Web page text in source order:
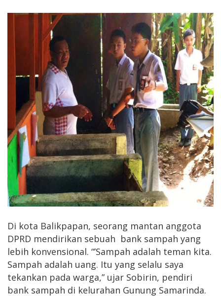
Di kota Balikpapan, seorang mantan anggota
DPRD mendirikan sebuah bank sampah yang
lebih konvensional. “’Sampah adalah teman kita.
Sampah adalah uang. Itu yang selalu saya
tekankan pada warga,” ujar Sobirin, pendiri
bank sampah di kelurahan Gunung Samarinda.